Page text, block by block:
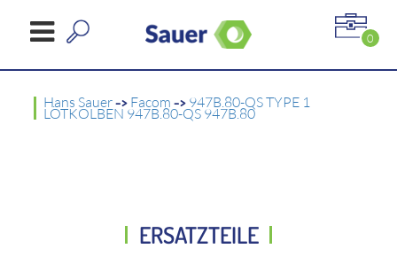
0
Hans Sauer-> Facom -> 947B.80-QS TYPE 1
LÖTKOLBEN 947B.80-QS 947B.80
ERSATZTEILE